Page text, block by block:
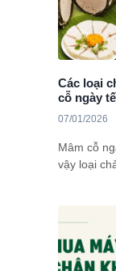
Các loại
cỗ ngày
07/01/2026
Mâm cỗ
vậy loại